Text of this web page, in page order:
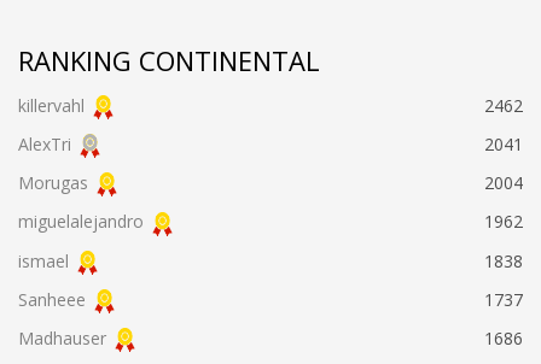
RANKING CONTINENTAL
killervahl
2462
AlexTri
2041
Morugas
2004
miguelalejandro
1962
ismael
1838
Sanheee
1737
Madhauser
1686